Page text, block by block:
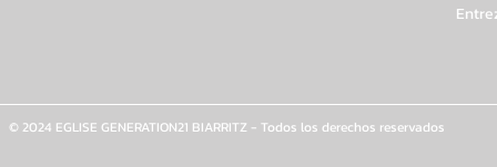
© 2024 EGLISE GENERATION21 BIARRITZ - Todos los derechos reservados